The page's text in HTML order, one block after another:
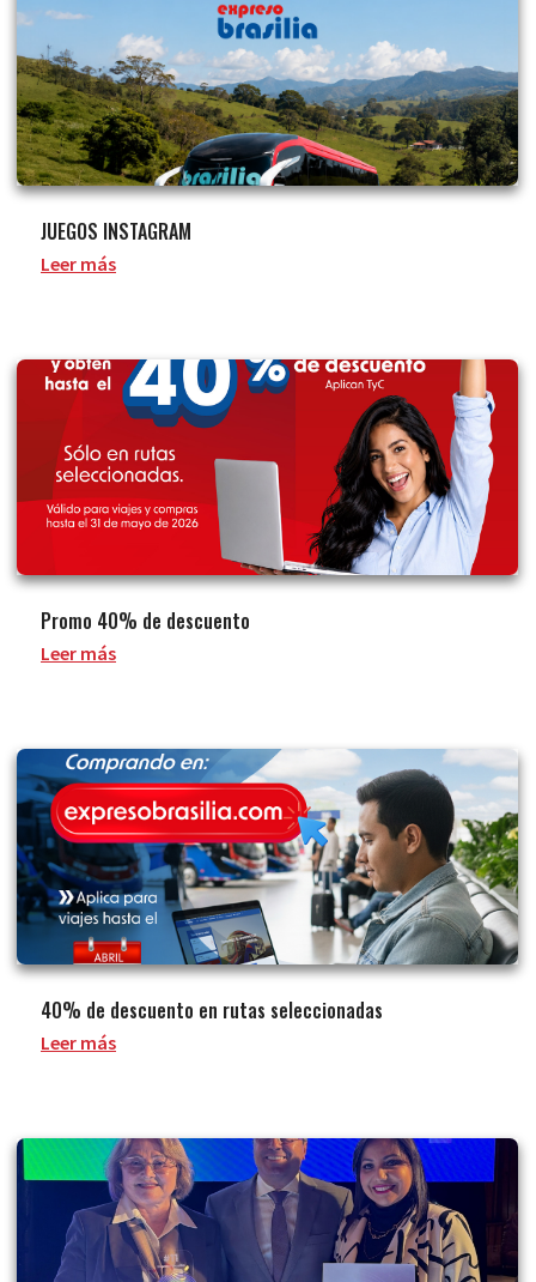
JUEGOS INSTAGRAM
Leer más
Promo 40% de descuento
Leer más
40% de descuento en rutas seleccionadas
Leer más